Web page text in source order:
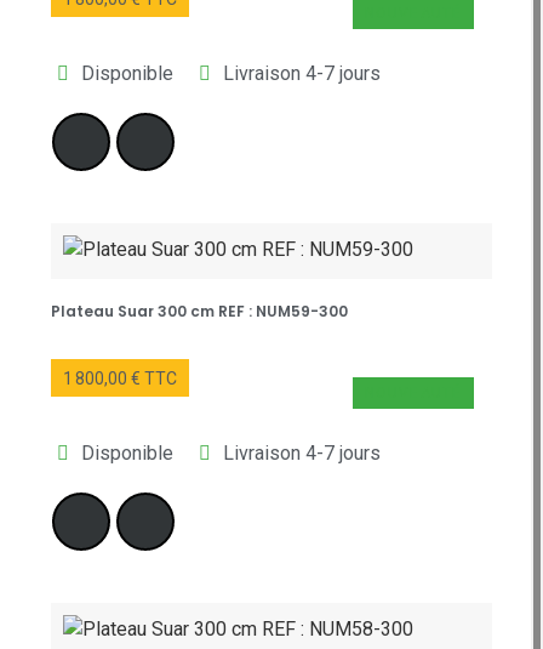
Disponible Livraison 4-7 jours
Plateau Suar 300 cm REF : NUM59-300
1 800,00 € TTC
Disponible Livraison 4-7 jours